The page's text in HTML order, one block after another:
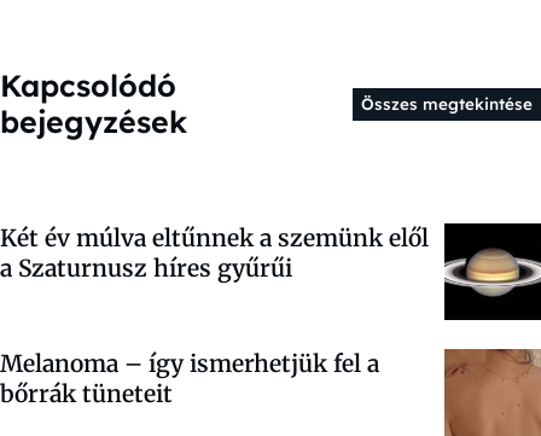
Kapcsolódó
bejegyzések
Összes megtekintése
Két év múlva eltűnnek a szemünk elől
a Szaturnusz híres gyűrűi
Melanoma – így ismerhetjük fel a
bőrrák tüneteit